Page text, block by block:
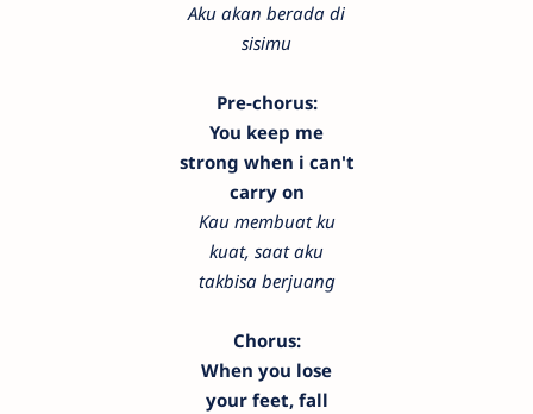
Aku akan berada di
sisimu
Pre-chorus:
You keep me
strong when i can't
carry on
Kau membuat ku
kuat, saat aku
takbisa berjuang
Chorus:
When you lose
your feet, fall